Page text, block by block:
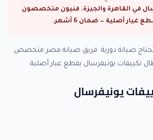
في القاهرة والجيزة. فنيون متخصصون
تحتاج صيانة دورية. فريق صيانة مصر متخصص
تكييفات يونيفرسال بقطع غيار أصلية.
يونيفرسال